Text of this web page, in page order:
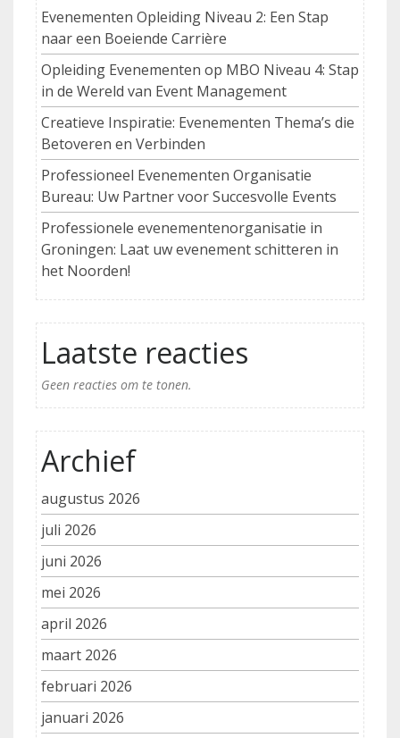
Evenementen Opleiding Niveau 2: Een Stap
naar een Boeiende Carrière
Opleiding Evenementen op MBO Niveau 4: Stap
in de Wereld van Event Management
Creatieve Inspiratie: Evenementen Thema’s die
Betoveren en Verbinden
Professioneel Evenementen Organisatie
Bureau: Uw Partner voor Succesvolle Events
Professionele evenementenorganisatie in
Groningen: Laat uw evenement schitteren in
het Noorden!
Laatste reacties
Geen reacties om te tonen.
Archief
augustus 2026
juli 2026
juni 2026
mei 2026
april 2026
maart 2026
februari 2026
januari 2026